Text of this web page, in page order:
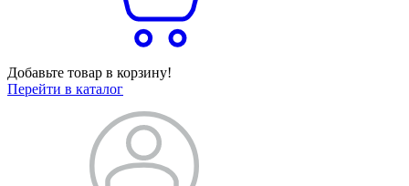
Добавьте товар в корзину!
Перейти в каталог